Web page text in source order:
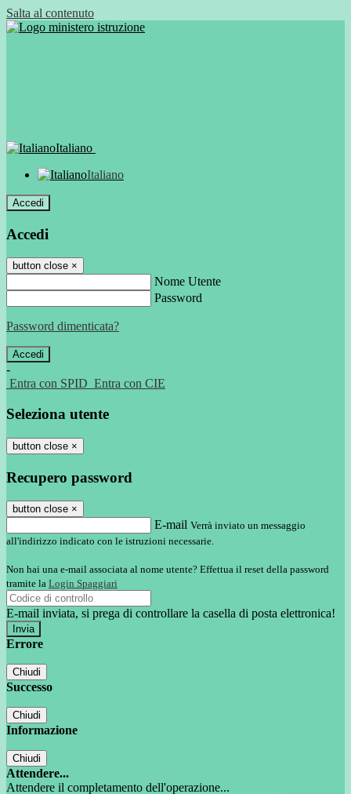
Salta al contenuto
Italiano
Italiano
Accedi
Accedi
button close ×
Nome Utente
Password
Password dimenticata?
-
Entra con SPID Entra con CIE
Seleziona utente
button close ×
Recupero password
button close ×
E-mail Verrà inviato un messaggio
all'indirizzo indicato con le istruzioni necessarie.
Non hai una e-mail associata al nome utente? Effettua il reset della password
tramite la Login Spaggiari
E-mail inviata, si prega di controllare la casella di posta elettronica!
Errore
Chiudi
Successo
Chiudi
Informazione
Chiudi
Attendere...
Attendere il completamento dell'operazione...